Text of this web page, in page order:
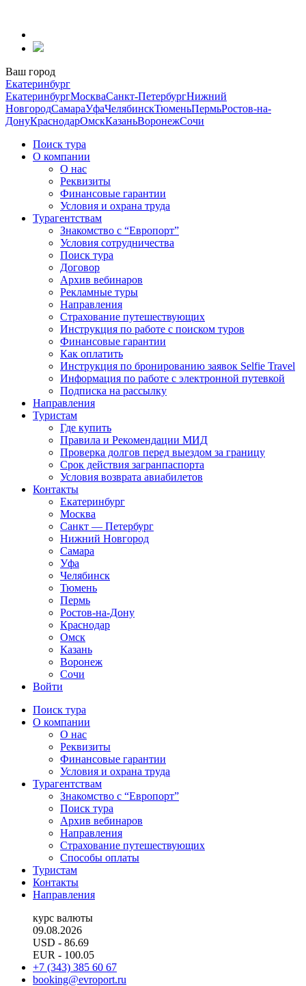
содержанию
Ваш город
Екатеринбург
ЕкатеринбургМоскваСанкт-ПетербургНижний
НовгородСамараУфаЧелябинскТюменьПермьРостов-на-
ДонуКраснодарОмскКазаньВоронежСочи
Поиск тура
О компании
О нас
Реквизиты
Финансовые гарантии
Условия и охрана труда
Турагентствам
Знакомство с “Европорт”
Условия сотрудничества
Поиск тура
Договор
Архив вебинаров
Рекламные туры
Направления
Страхование путешествующих
Инструкция по работе с поиском туров
Финансовые гарантии
Как оплатить
Инструкция по бронированию заявок Selfie Travel
Информация по работе с электронной путевкой
Подписка на рассылку
Направления
Туристам
Где купить
Правила и Рекомендации МИД
Проверка долгов перед выездом за границу
Срок действия загранпаспорта
Условия возврата авиабилетов
Контакты
Екатеринбург
Москва
Санкт — Петербург
Нижний Новгород
Самара
Уфа
Челябинск
Тюмень
Пермь
Ростов-на-Дону
Краснодар
Омск
Казань
Воронеж
Сочи
Войти
Поиск тура
О компании
О нас
Реквизиты
Финансовые гарантии
Условия и охрана труда
Турагентствам
Знакомство с “Европорт”
Поиск тура
Архив вебинаров
Направления
Страхование путешествующих
Способы оплаты
Туристам
Контакты
Направления
курс валюты
09.08.2026
USD - 86.69
EUR - 100.05
+7 (343) 385 60 67
booking@evroport.ru